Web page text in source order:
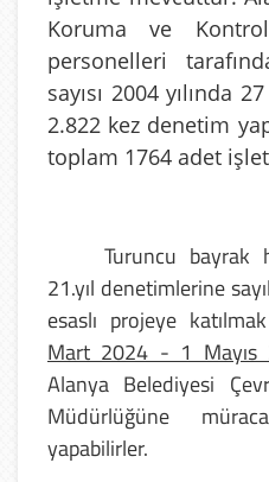
Koruma ve
personelleri
sayısı 2004 yılında
2.822 kez denetim
toplam 1764 adet
Turuncu bayrak
21.yıl denetimlerine
esaslı projeye
Mart 2024 - 1 Mayıs
Alanya Belediyesi
Müdürlüğüne
yapabilirler.